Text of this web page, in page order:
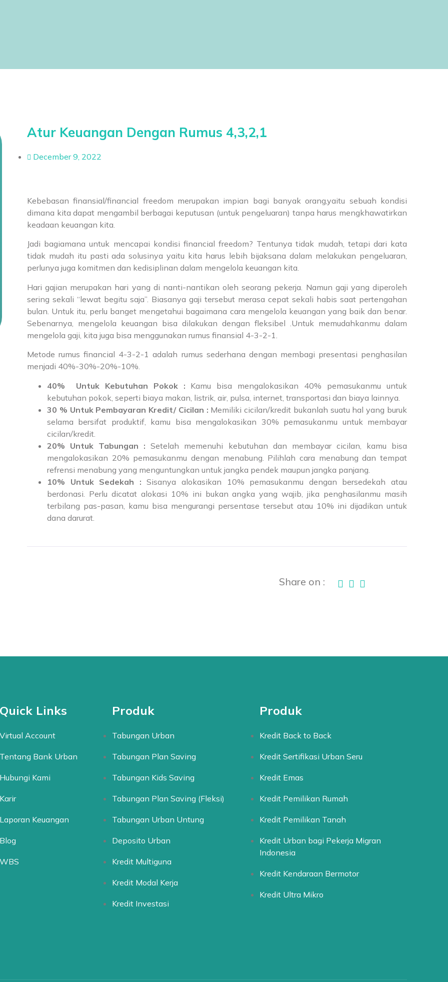
Atur Keuangan Dengan Rumus 4,3,2,1
December 9, 2022
Kebebasan finansial/financial freedom merupakan impian bagi banyak orang,yaitu sebuah kondisi
dimana kita dapat mengambil berbagai keputusan (untuk pengeluaran) tanpa harus mengkhawatirkan
keadaan keuangan kita.
Jadi bagiamana untuk mencapai kondisi financial freedom? Tentunya tidak mudah, tetapi dari kata
tidak mudah itu pasti ada solusinya yaitu kita harus lebih bijaksana dalam melakukan pengeluaran,
perlunya juga komitmen dan kedisiplinan dalam mengelola keuangan kita.
Hari gajian merupakan hari yang di nanti-nantikan oleh seorang pekerja. Namun gaji yang diperoleh
sering sekali “lewat begitu saja”. Biasanya gaji tersebut merasa cepat sekali habis saat pertengahan
bulan. Untuk itu, perlu banget mengetahui bagaimana cara mengelola keuangan yang baik dan benar.
Sebenarnya, mengelola keuangan bisa dilakukan dengan fleksibel .Untuk memudahkanmu dalam
mengelola gaji, kita juga bisa menggunakan rumus finansial 4-3-2-1.
Metode rumus financial 4-3-2-1 adalah rumus sederhana dengan membagi presentasi penghasilan
menjadi 40%-30%-20%-10%.
40% Untuk Kebutuhan Pokok : Kamu bisa mengalokasikan 40% pemasukanmu untuk
kebutuhan pokok, seperti biaya makan, listrik, air, pulsa, internet, transportasi dan biaya lainnya.
30 % Untuk Pembayaran Kredit/ Cicilan : Memiliki cicilan/kredit bukanlah suatu hal yang buruk
selama bersifat produktif, kamu bisa mengalokasikan 30% pemasukanmu untuk membayar
cicilan/kredit.
20% Untuk Tabungan :Setelah memenuhi kebutuhan dan membayar cicilan, kamu bisa
mengalokasikan 20% pemasukanmu dengan menabung. Pilihlah cara menabung dan tempat
refrensi menabung yang menguntungkan untuk jangka pendek maupun jangka panjang.
10% Untuk Sedekah :Sisanya alokasikan 10% pemasukanmu dengan bersedekah atau
berdonasi. Perlu dicatat alokasi 10% ini bukan angka yang wajib, jika penghasilanmu masih
terbilang pas-pasan, kamu bisa mengurangi persentase tersebut atau 10% ini dijadikan untuk
dana darurat.
Share on :
Quick Links
Virtual Account
Tentang Bank Urban
Hubungi Kami
Karir
Laporan Keuangan
Blog
WBS
Produk
Tabungan Urban
Tabungan Plan Saving
Tabungan Kids Saving
Tabungan Plan Saving (Fleksi)
Tabungan Urban Untung
Deposito Urban
Kredit Multiguna
Kredit Modal Kerja
Kredit Investasi
Produk
Kredit Back to Back
Kredit Sertifikasi Urban Seru
Kredit Emas
Kredit Pemilikan Rumah
Kredit Pemilikan Tanah
Kredit Urban bagi Pekerja Migran
Indonesia
Kredit Kendaraan Bermotor
Kredit Ultra Mikro